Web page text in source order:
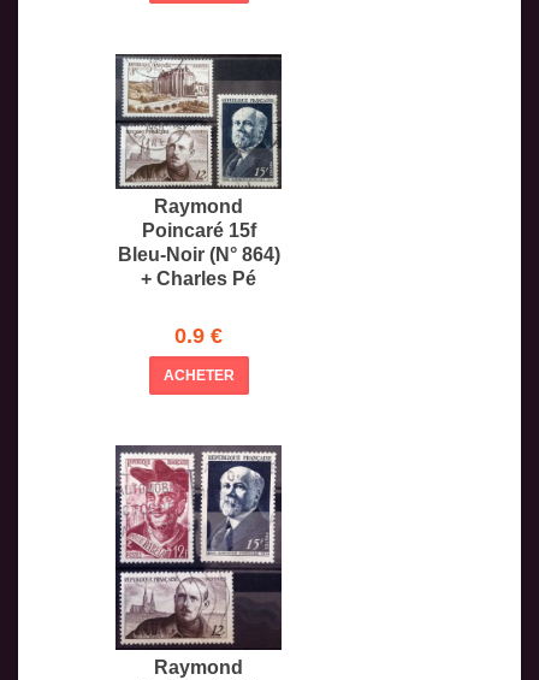
Raymond
Poincaré 15f
Bleu-Noir (N° 864)
+ Charles Pé
0.9 €
ACHETER
Raymond